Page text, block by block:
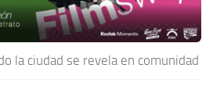
la ciudad se revela en comunidad